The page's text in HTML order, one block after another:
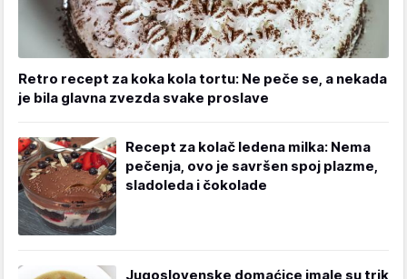
Retro recept za koka kola tortu: Ne peče se, a nekada
je bila glavna zvezda svake proslave
Recept za kolač ledena milka: Nema
pečenja, ovo je savršen spoj plazme,
sladoleda i čokolade
Jugoslovenske domaćice imale su trik